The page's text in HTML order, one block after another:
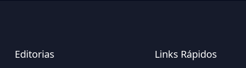
Editorias Links Rápidos